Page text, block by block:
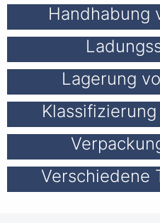
Handhabung
Lagerung
Verschiedene